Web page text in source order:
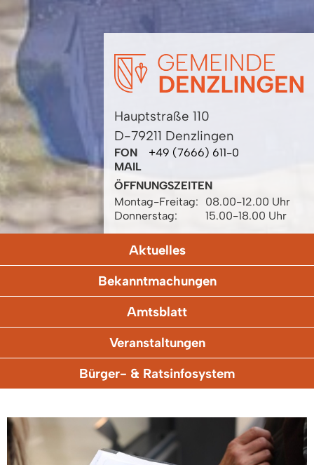
Hauptstraße 110
D-79211 Denzlingen
FON
+49 (7666) 611-0
MAIL
ÖFFNUNGSZEITEN
Montag-Freitag:
08.00-12.00 Uhr
Donnerstag:
15.00-18.00 Uhr
Aktuelles
Bekanntmachungen
Amtsblatt
Veranstaltungen
Bürger- & Ratsinfosystem